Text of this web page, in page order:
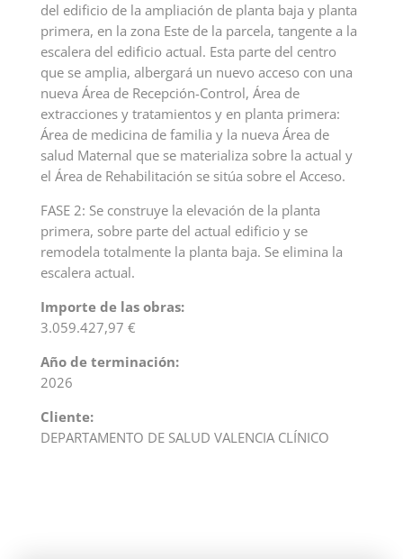
del edificio de la ampliación de planta baja y planta
primera, en la zona Este de la parcela, tangente a la
escalera del edificio actual. Esta parte del centro
que se amplia, albergará un nuevo acceso con una
nueva Área de Recepción-Control, Área de
extracciones y tratamientos y en planta primera:
Área de medicina de familia y la nueva Área de
salud Maternal que se materializa sobre la actual y
el Área de Rehabilitación se sitúa sobre el Acceso.
FASE 2: Se construye la elevación de la planta
primera, sobre parte del actual edificio y se
remodela totalmente la planta baja. Se elimina la
escalera actual.
Importe de las obras:
3.059.427,97 €
Año de terminación:
2026
Cliente:
DEPARTAMENTO DE SALUD VALENCIA CLÍNICO